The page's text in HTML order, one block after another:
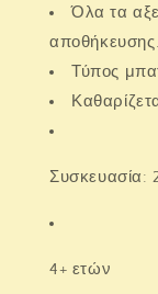
Όλα τα
αποθήκευσης.
Τύπος
Συσκευασία:
4+ ετών